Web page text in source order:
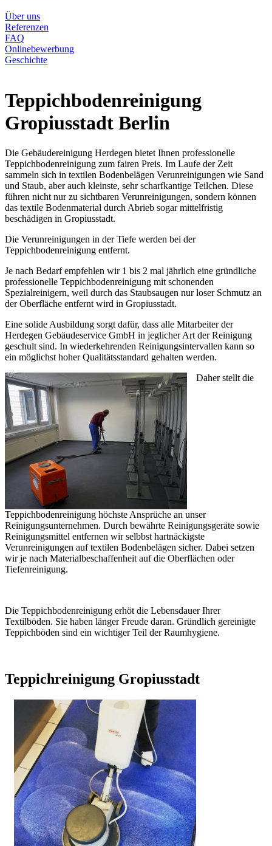
Über uns
Referenzen
FAQ
Onlinebewerbung
Geschichte
Teppichbodenreinigung
Gropiusstadt Berlin
Die Gebäudereinigung Herdegen bietet Ihnen professionelle
Teppichbodenreinigung zum fairen Preis. Im Laufe der Zeit
sammeln sich in textilen Bodenbelägen Verunreinigungen wie Sand
und Staub, aber auch kleinste, sehr scharfkantige Teilchen. Diese
führen nicht nur zu sichtbaren Verunreinigungen, sondern können
das textile Bodenmaterial durch Abrieb sogar mittelfristig
beschädigen in Gropiusstadt.
Die Verunreinigungen in der Tiefe werden bei der
Teppichbodenreinigung entfernt.
Je nach Bedarf empfehlen wir 1 bis 2 mal jährlich eine gründliche
professionelle Teppichbodenreinigung mit schonenden
Spezialreinigern, weil durch das Staubsaugen nur loser Schmutz an
der Oberfläche entfernt wird in Gropiusstadt.
Eine solide Ausbildung sorgt dafür, dass alle Mitarbeiter der
Herdegen Gebäudeservice GmbH in jeglicher Art der Reinigung
geschult sind. In wiederkehrenden Reinigungsintervallen kann so
ein möglichst hoher Qualitätsstandard gehalten werden.
Daher stellt die
Teppichbodenreinigung höchste Ansprüche an unser
Reinigungsunternehmen. Durch bewährte Reinigungsgeräte sowie
Reinigungsmittel entfernen wir selbbst hartnäckigste
Verunreinigungen auf textilen Bodenbelägen sicher. Dabei setzen
wir je nach Materialbeschaffenheit auf die Oberflächen oder
Tiefenreinigung.
Die Teppichbodenreinigung erhöt die Lebensdauer Ihrer
Textilböden. Sie haben länger Freude daran. Gründlich gereinigte
Teppichböden sind ein wichtiger Teil der Raumhygiene.
Teppichreinigung Gropiusstadt